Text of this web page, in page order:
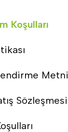
Koşulları
Metni
Sözleşmesi